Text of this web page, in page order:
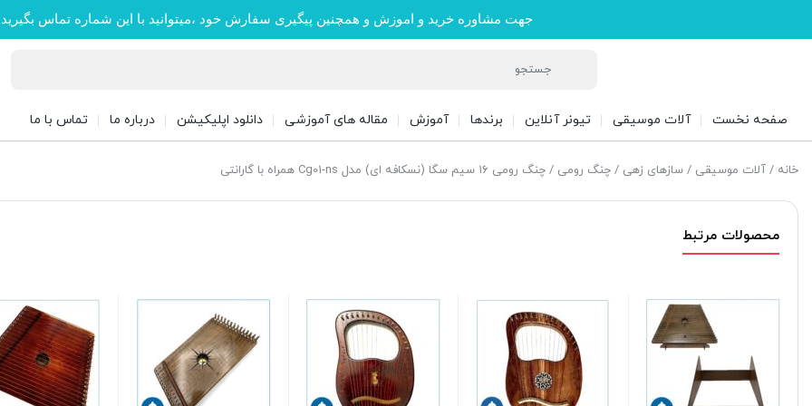
جهت مشاوره خرید و اموزش و همچنین پیگیری سفارش خود ،میتوانید با این شماره تماس بگیرید
صفحه نخست آلات موسیقی تیونر آنلاین برندها آموزش مقاله های آموزشی دانلود اپلیکیشن درباره ما تماس با ما
خانه / آلات موسیقی / سازهای زهی / چنگ رومی / چنگ رومی ۱۶ سیم سگا (نسکافه ای) مدل Cg01-ns همراه با گارانتی
محصولات مرتبط